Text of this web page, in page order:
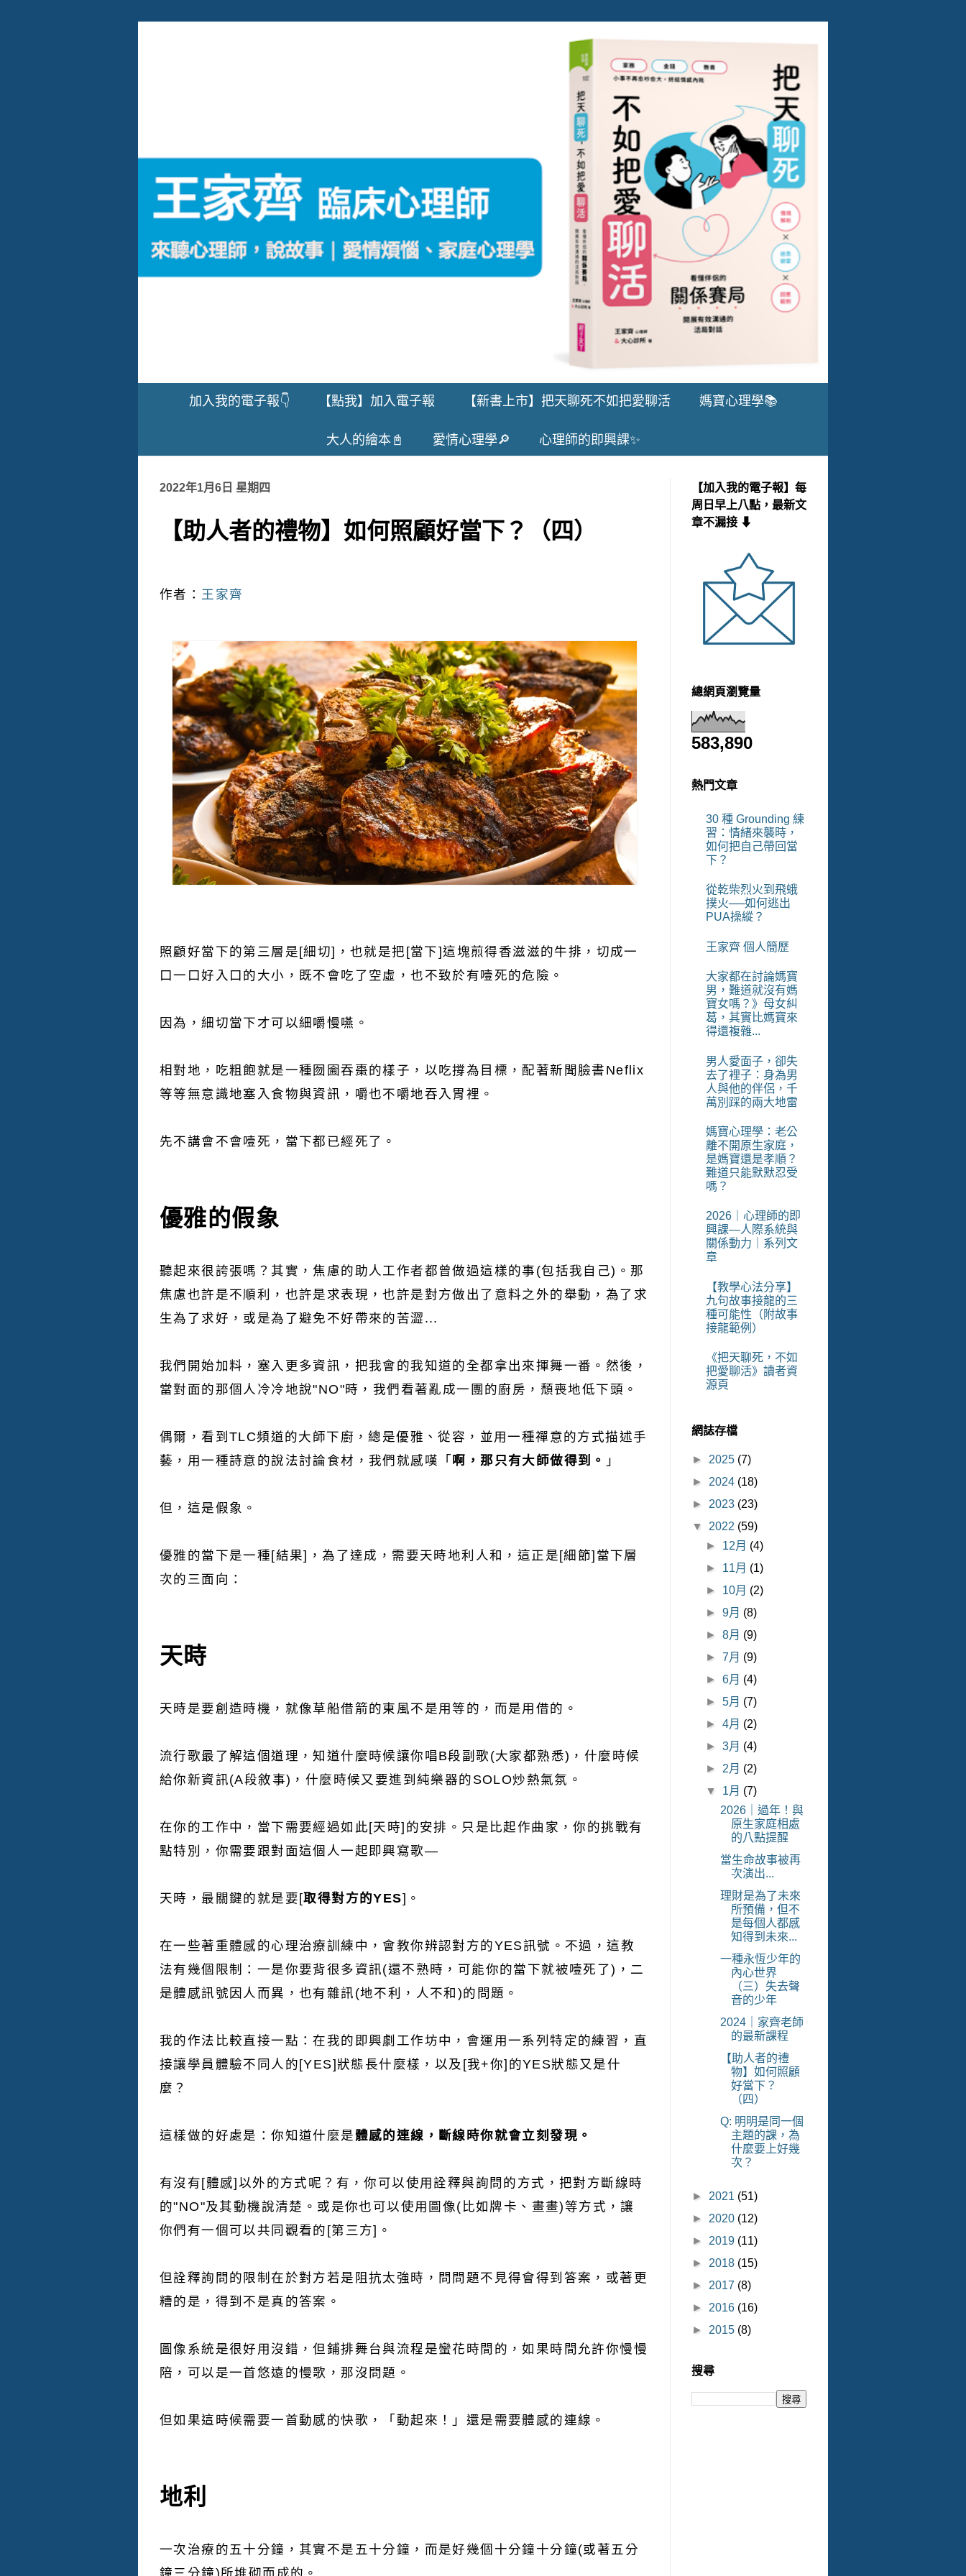
加入我的電子報👇 【點我】加入電子報 【新書上市】把天聊死不如把愛聊活 媽寶心理學📚
大人的繪本📓 愛情心理學🔎 心理師的即興課✨
2022年1月6日 星期四
【助人者的禮物】如何照顧好當下？（四）
作者： 王家齊
照顧好當下的第三層是[細切]，也就是把[當下]這塊煎得香滋滋的牛排，切成一
口一口好入口的大小，既不會吃了空虛，也不致於有噎死的危險。
因為，細切當下才可以細嚼慢嚥。
相對地，吃粗飽就是一種囫圇吞棗的樣子，以吃撐為目標，配著新聞臉書Neflix
等等無意識地塞入食物與資訊，嚼也不嚼地吞入胃裡。
先不講會不會噎死，當下都已經死了。
優雅的假象
聽起來很誇張嗎？其實，焦慮的助人工作者都曾做過這樣的事(包括我自己)。那
焦慮也許是不順利，也許是求表現，也許是對方做出了意料之外的舉動，為了求
生為了求好，或是為了避免不好帶來的苦澀...
我們開始加料，塞入更多資訊，把我會的我知道的全都拿出來揮舞一番。然後，
當對面的那個人冷冷地說"NO"時，我們看著亂成一團的廚房，頹喪地低下頭。
偶爾，看到TLC頻道的大師下廚，總是優雅、從容，並用一種禪意的方式描述手
藝，用一種詩意的說法討論食材，我們就感嘆「啊，那只有大師做得到。 」
但，這是假象。
優雅的當下是一種[結果]，為了達成，需要天時地利人和，這正是[細節]當下層
次的三面向：
天時
天時是要創造時機，就像草船借箭的東風不是用等的，而是用借的。
流行歌最了解這個道理，知道什麼時候讓你唱B段副歌(大家都熟悉)，什麼時候
給你新資訊(A段敘事)，什麼時候又要進到純樂器的SOLO炒熱氣氛。
在你的工作中，當下需要經過如此[天時]的安排。只是比起作曲家，你的挑戰有
點特別，你需要跟對面這個人一起即興寫歌—
天時，最關鍵的就是要[取得對方的YES]。
在一些著重體感的心理治療訓練中，會教你辨認對方的YES訊號。不過，這教
法有幾個限制：一是你要背很多資訊(還不熟時，可能你的當下就被噎死了)，二
是體感訊號因人而異，也有雜訊(地不利，人不和)的問題。
我的作法比較直接一點：在我的即興劇工作坊中，會運用一系列特定的練習，直
接讓學員體驗不同人的[YES]狀態長什麼樣，以及[我+你]的YES狀態又是什
麼？
這樣做的好處是：你知道什麼是 體感的連線，斷線時你就會立刻發現。
有沒有[體感]以外的方式呢？有，你可以使用詮釋與詢問的方式，把對方斷線時
的"NO"及其動機說清楚。或是你也可以使用圖像(比如牌卡、畫畫)等方式，讓
你們有一個可以共同觀看的[第三方]。
但詮釋詢問的限制在於對方若是阻抗太強時，問問題不見得會得到答案，或著更
糟的是，得到不是真的答案。
圖像系統是很好用沒錯，但鋪排舞台與流程是蠻花時間的，如果時間允許你慢慢
陪，可以是一首悠遠的慢歌，那沒問題。
但如果這時候需要一首動感的快歌，「動起來！」還是需要體感的連線。
地利
一次治療的五十分鐘，其實不是五十分鐘，而是好幾個十分鐘十分鐘(或著五分
鐘三分鐘)所堆砌而成的。
【加入我的電子報】每
周日早上八點，最新文
章不漏接 ⬇
總網頁瀏覽量
583,890
熱門文章
30 種 Grounding 練
習：情緒來襲時，
如何把自己帶回當
下？
從乾柴烈火到飛蛾
撲火──如何逃出
PUA操縱？
王家齊 個人簡歷
大家都在討論媽寶
男，難道就沒有媽
寶女嗎？》母女糾
葛，其實比媽寶來
得還複雜...
男人愛面子，卻失
去了裡子：身為男
人與他的伴侶，千
萬別踩的兩大地雷
媽寶心理學：老公
離不開原生家庭，
是媽寶還是孝順？
難道只能默默忍受
嗎？
2026｜心理師的即
興課—人際系統與
關係動力｜系列文
章
【教學心法分享】
九句故事接龍的三
種可能性（附故事
接龍範例）
《把天聊死，不如
把愛聊活》讀者資
源頁
網誌存檔
► 2025 (7)
► 2024 (18)
► 2023 (23)
▼ 2022 (59)
► 12月 (4)
► 11月 (1)
► 10月 (2)
►9月 (8)
►8月 (9)
►7月 (9)
►6月 (4)
►5月 (7)
►4月 (2)
►3月 (4)
► 2月 (2)
▼ 1月 (7)
2026｜過年！與
原生家庭相處
的八點提醒
當生命故事被再
次演出...
理財是為了未來
所預備，但不
是每個人都感
知得到未來...
一種永恆少年的
內心世界
（三）失去聲
音的少年
2024｜家齊老師
的最新課程
【助人者的禮
物】如何照顧
好當下？
（四）
Q: 明明是同一個
主題的課，為
什麼要上好幾
次？
► 2021 (51)
► 2020 (12)
► 2019 (11)
► 2018 (15)
► 2017 (8)
► 2016 (16)
► 2015 (8)
搜尋